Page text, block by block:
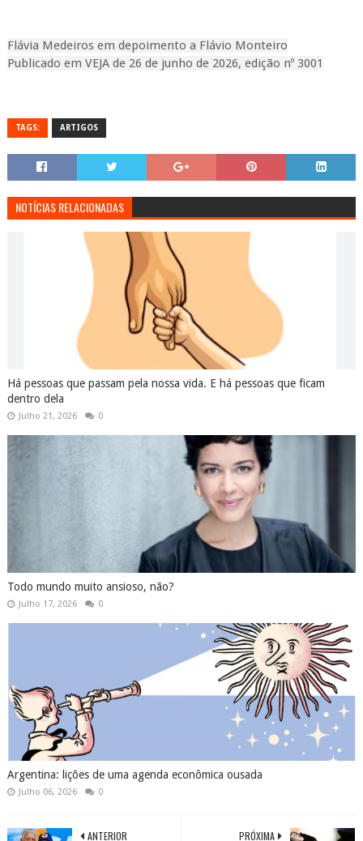
Flávia Medeiros em depoimento a Flávio Monteiro
Publicado em VEJA de 26 de junho de 2026, edição nº 3001
TAGS: ARTIGOS
NOTÍCIAS RELACIONADAS
Há pessoas que passam pela nossa vida. E há pessoas que ficam
dentro dela
Julho 21, 2026 0
Todo mundo muito ansioso, não?
Julho 17, 2026 0
Argentina: lições de uma agenda econômica ousada
Julho 06, 2026 0
PRÓXIMA
ANTERIOR